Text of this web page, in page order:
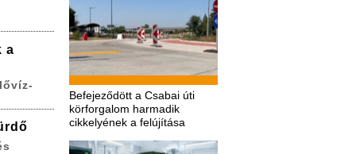
Befejeződött a Csabai úti
körforgalom harmadik
cikkelyének a felújítása
a